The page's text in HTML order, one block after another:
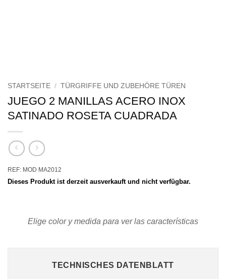
STARTSEITE / TÜRGRIFFE UND ZUBEHÖRE TÜREN
JUEGO 2 MANILLAS ACERO INOX
SATINADO ROSETA CUADRADA
REF: MOD MA2012
Dieses Produkt ist derzeit ausverkauft und nicht verfügbar.
Elige color y medida para ver las características
TECHNISCHES DATENBLATT